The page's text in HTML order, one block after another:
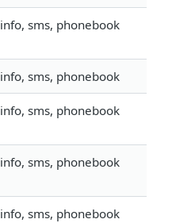
info, sms, phonebook
info, sms, phonebook
info, sms, phonebook
info, sms, phonebook
info, sms, phonebook